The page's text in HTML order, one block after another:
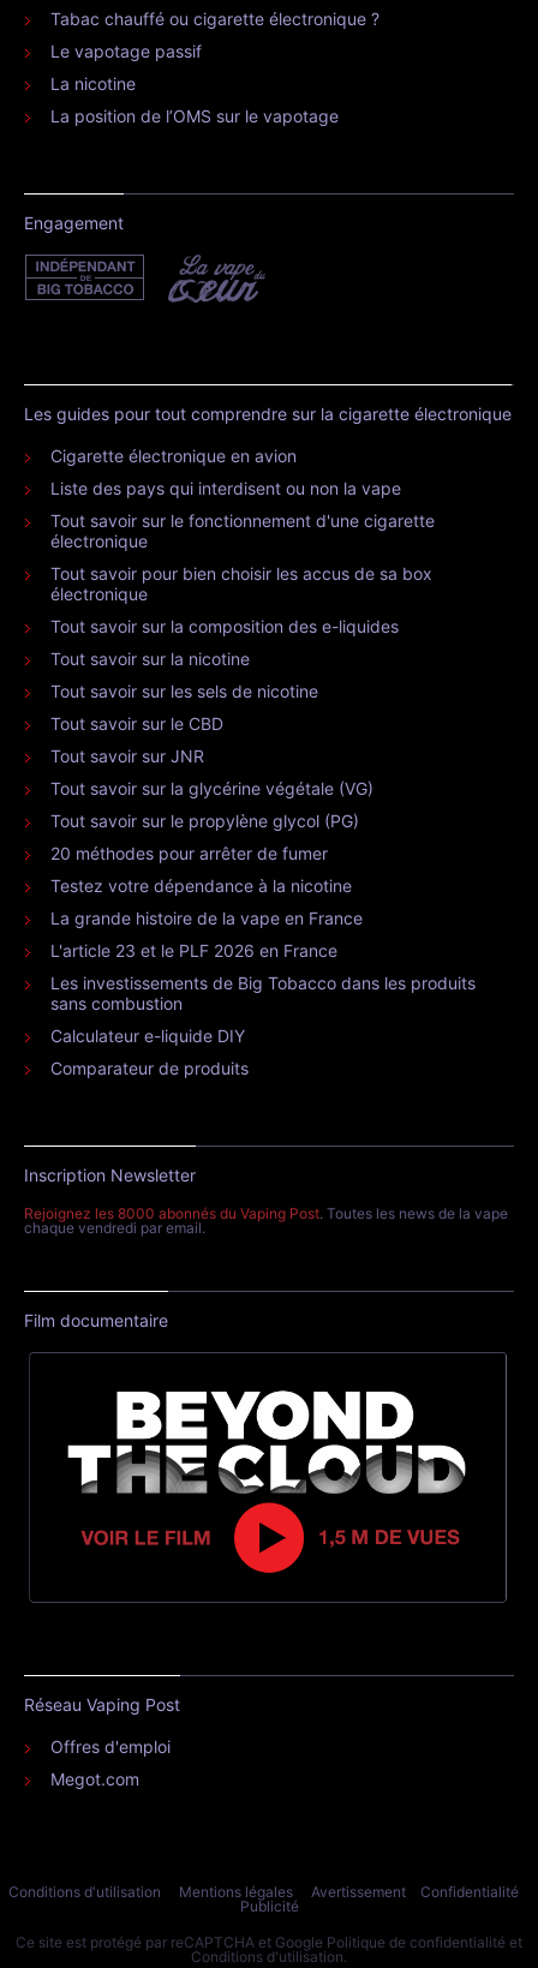
Tabac chauffé ou cigarette électronique ?
Le vapotage passif
La nicotine
La position de l’OMS sur le vapotage
Engagement
Les guides pour tout comprendre sur la cigarette électronique
Cigarette électronique en avion
Liste des pays qui interdisent ou non la vape
Tout savoir sur le fonctionnement d'une cigarette
électronique
Tout savoir pour bien choisir les accus de sa box
électronique
Tout savoir sur la composition des e-liquides
Tout savoir sur la nicotine
Tout savoir sur les sels de nicotine
Tout savoir sur le CBD
Tout savoir sur JNR
Tout savoir sur la glycérine végétale (VG)
Tout savoir sur le propylène glycol (PG)
20 méthodes pour arrêter de fumer
Testez votre dépendance à la nicotine
La grande histoire de la vape en France
L'article 23 et le PLF 2026 en France
Les investissements de Big Tobacco dans les produits
sans combustion
Calculateur e-liquide DIY
Comparateur de produits
Inscription Newsletter
Rejoignez les 8000 abonnés du Vaping Post. Toutes les news de la vape
chaque vendredi par email.
Film documentaire
Réseau Vaping Post
Offres d'emploi
Megot.com
Conditions d'utilisation Mentions légales Avertissement
Confidentialité
Publicité
Ce site est protégé par reCAPTCHA et Google Politique de confidentialité et
Conditions d'utilisation.